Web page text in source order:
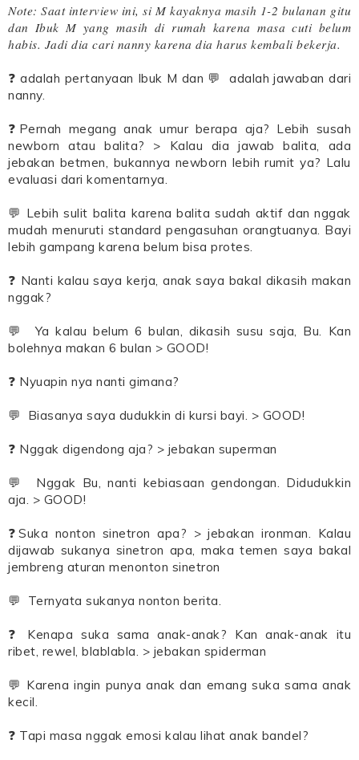
Note: Saat interview ini, si M kayaknya masih 1-2 bulanan gitu
dan Ibuk M yang masih di rumah karena masa cuti belum
habis. Jadi dia cari nanny karena dia harus kembali bekerja.
❓ adalah pertanyaan Ibuk M dan 💬 adalah jawaban dari
nanny.
❓Pernah megang anak umur berapa aja? Lebih susah
newborn atau balita? > Kalau dia jawab balita, ada
jebakan betmen, bukannya newborn lebih rumit ya? Lalu
evaluasi dari komentarnya.
💬 Lebih sulit balita karena balita sudah aktif dan nggak
mudah menuruti standard pengasuhan orangtuanya. Bayi
lebih gampang karena belum bisa protes.
❓ Nanti kalau saya kerja, anak saya bakal dikasih makan
nggak?
💬 Ya kalau belum 6 bulan, dikasih susu saja, Bu. Kan
bolehnya makan 6 bulan > GOOD!
❓ Nyuapin nya nanti gimana?
💬 Biasanya saya dudukkin di kursi bayi. > GOOD!
❓ Nggak digendong aja? > jebakan superman
💬 Nggak Bu, nanti kebiasaan gendongan. Didudukkin
aja. > GOOD!
❓Suka nonton sinetron apa? > jebakan ironman. Kalau
dijawab sukanya sinetron apa, maka temen saya bakal
jembreng aturan menonton sinetron
💬 Ternyata sukanya nonton berita.
❓ Kenapa suka sama anak-anak? Kan anak-anak itu
ribet, rewel, blablabla. > jebakan spiderman
💬 Karena ingin punya anak dan emang suka sama anak
kecil.
❓ Tapi masa nggak emosi kalau lihat anak bandel?